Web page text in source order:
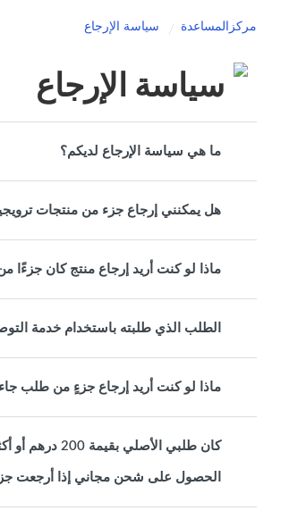
مركزالمساعدة سياسة الإرجاع
سياسة الإرجاع
ما هي سياسة الإرجاع لديكم؟
هل يمكنني إرجاع جزء من منتجات
ماذا لو كنت أريد إرجاع منتج كان جزءًا من عرض اشتر 1 واحصل على 1
الطلب الذي طلبته باستخدام خدمة
ماذا لو كنت أريد إرجاع جزءٍ من طلب
كان طلبي
الحصول على شحن مجاني إذا أرجعت